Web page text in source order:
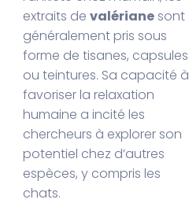
extraits devalérianesont
généralement pris sous
forme de tisanes, capsules
ou teintures. Sa capacité à
favoriser la relaxation
humaine a incité les
chercheurs à explorer son
potentiel chez d’autres
espèces, y compris les
chats.